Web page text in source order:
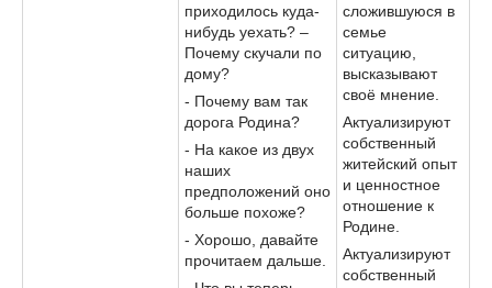
приходилось куда-
нибудь уехать? –
Почему скучали по
дому?
- Почему вам так
дорога Родина?
- На какое из двух
наших
предположений оно
больше похоже?
- Хорошо, давайте
прочитаем дальше.
сложившуюся в
семье
ситуацию,
высказывают
своё мнение.
Актуализируют
собственный
житейский опыт
и ценностное
отношение к
Родине.
Актуализируют
собственный